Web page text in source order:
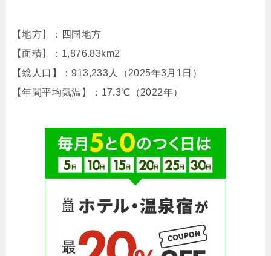
【地方】：四国地方
【面積】：1,876.83km2
【総人口】：913,233人（2025年3月1日）
【年間平均気温】：17.3℃（2022年）